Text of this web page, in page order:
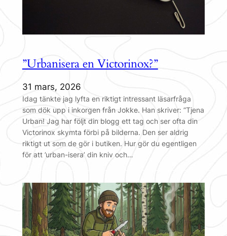
”Urbanisera en Victorinox?”
31 mars, 2026
Idag tänkte jag lyfta en riktigt intressant läsarfråga
som dök upp i inkorgen från Jokke. Han skriver: ”Tjena
Urban! Jag har följt din blogg ett tag och ser ofta din
Victorinox skymta förbi på bilderna. Den ser aldrig
riktigt ut som de gör i butiken. Hur gör du egentligen
för att ’urban-isera’ din kniv och…